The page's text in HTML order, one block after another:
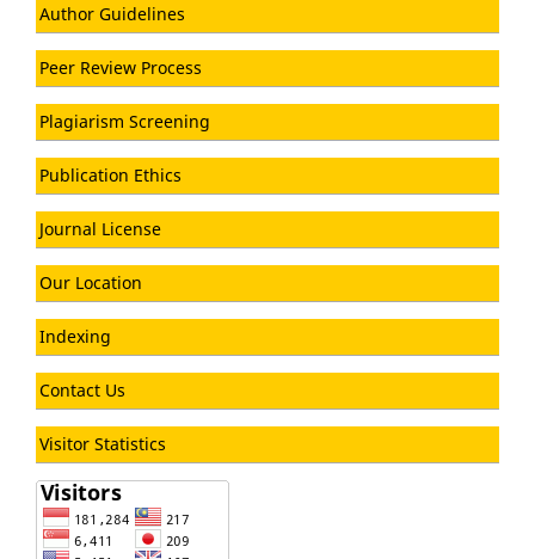
Author Guidelines
Peer Review Process
Plagiarism Screening
Publication Ethics
Journal License
Our Location
Indexing
Contact Us
Visitor Statistics